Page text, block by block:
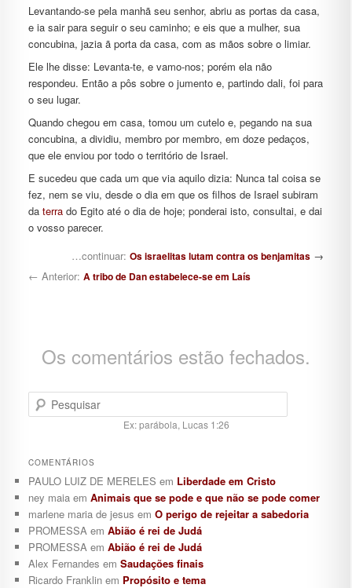
Levantando-se pela manhã seu senhor, abriu as portas da casa,
e ia sair para seguir o seu caminho; e eis que a mulher, sua
concubina, jazia ã porta da casa, com as mãos sobre o limiar.
Ele lhe disse: Levanta-te, e vamo-nos; porém ela não
respondeu. Então a pôs sobre o jumento e, partindo dali, foi para
o seu lugar.
Quando chegou em casa, tomou um cutelo e, pegando na sua
concubina, a dividiu, membro por membro, em doze pedaços,
que ele enviou por todo o território de Israel.
E sucedeu que cada um que via aquilo dizia: Nunca tal coisa se
fez, nem se viu, desde o dia em que os filhos de Israel subiram
da terrado Egito até o dia de hoje; ponderai isto, consultai, e dai
o vosso parecer.
Navegação de posts
…continuar: Os israelitas lutam contra os benjamitas →
← Anterior: A tribo de Dan estabelece-se em Laís
Os comentários estão fechados.
Pesquisar
Ex: parábola, Lucas 1:26
COMENTÁRIOS
PAULO LUIZ DE MERELES em Liberdade em Cristo
ney maiaem Animais que se pode e que não se pode comer
marlene maria de jesus em O perigo de rejeitar a sabedoria
PROMESSAem Abião é rei de Judá
PROMESSAem Abião é rei de Judá
Alex Fernandes em Saudações finais
Ricardo Franklinem Propósito e tema